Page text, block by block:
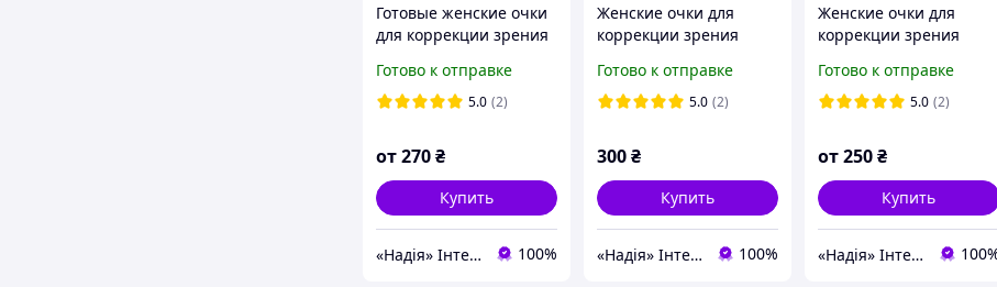
Готовые женские очки
для коррекции зрения
Готово к отправке
5.0 (2)
от270₴
Купить
«Надія» Інтернет-Магазин 100%
Женские очки для
коррекции зрения
Готово к отправке
5.0 (2)
300₴
Купить
«Надія» Інтернет-Магазин 100%
Женские очки для
коррекции зрения
+4,0
Готово к отправке
5.0 (2)
от250₴
Купить
«Надія» Інтернет-Магазин